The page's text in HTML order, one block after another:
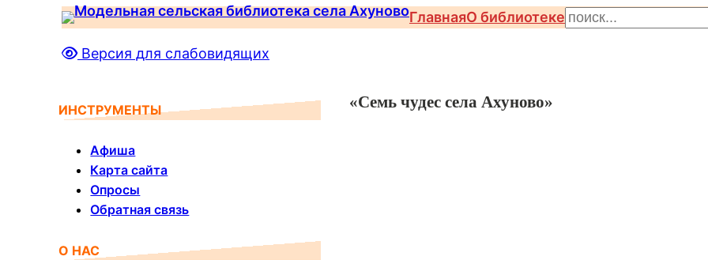
Перейти
содержимому
ГлавнаяО библиотекеП
Версия для слабовидящих
ИНСТРУМЕНТЫ
Афиша
Карта сайта
Опросы
Обратная связь
О НАС
«Семь чудес села Ахуново»